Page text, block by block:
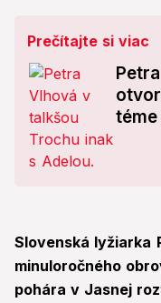
Prečítajte si viac
Slovenská lyžiarka
minuloročného
pohára v Jasnej